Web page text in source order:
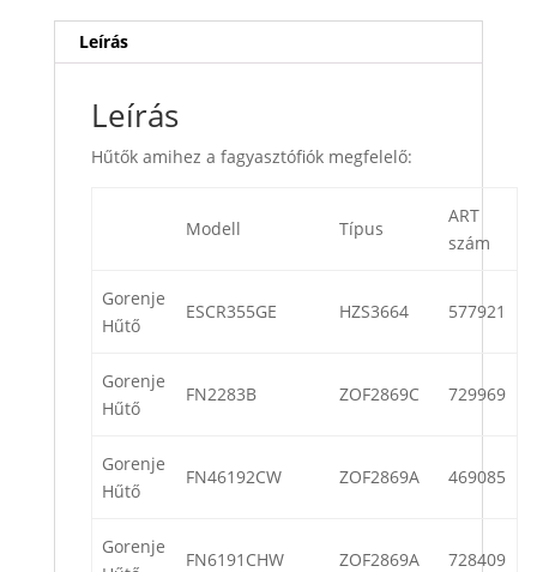
Leírás
Leírás
Hűtők amihez a fagyasztófiók megfelelő:
Modell Típus
ART
szám
Gorenje
Hűtő
ESCR355GE HZS3664 577921
Gorenje
Hűtő
FN2283B ZOF2869C 729969
Gorenje
Hűtő
FN46192CW ZOF2869A 469085
Gorenje
FN6191CHW ZOF2869A 728409